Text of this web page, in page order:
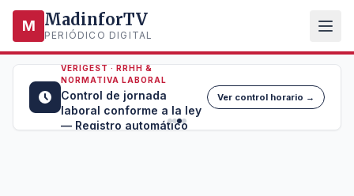
M MadinforTV
PERIÓDICO DIGITAL
VERIGEST · RRHH &
NORMATIVA LABORAL
Control de jornada
laboral conforme a la ley
— Registro automático
Ver control horario →